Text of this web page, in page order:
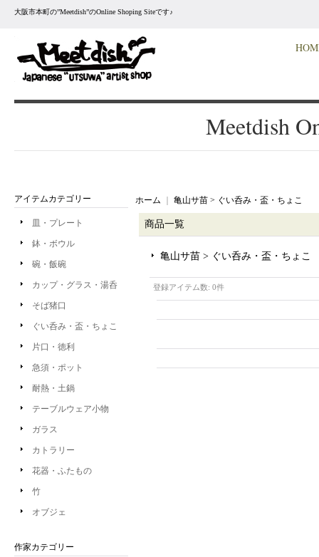
大阪市本町の”Meetdish”のOnline Shoping Siteです♪
Meetdish
アイテムカテゴリー
皿・プレート
鉢・ボウル
碗・飯碗
カップ・グラス・湯呑
そば猪口
ぐい呑み・盃・ちょこ
片口・徳利
急須・ポット
耐熱・土鍋
テーブルウェア小物
ガラス
カトラリー
花器・ふたもの
竹
オブジェ
作家カテゴリー
ホーム 亀山サ苗 > ぐい呑み・盃・ちょこ
商品一覧
亀山サ苗 > ぐい呑み・盃・ちょこ
登録アイテム数: 0件